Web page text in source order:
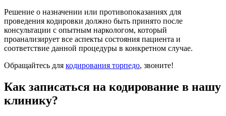
Решение о назначении или противопоказаниях для
проведения кодировки должно быть принято после
консультации с опытным наркологом, который
проанализирует все аспекты состояния пациента и
соответствие данной процедуры в конкретном случае.
Обращайтесь для кодирования торпедо, звоните!
Как записаться на кодирование в нашу
клинику?